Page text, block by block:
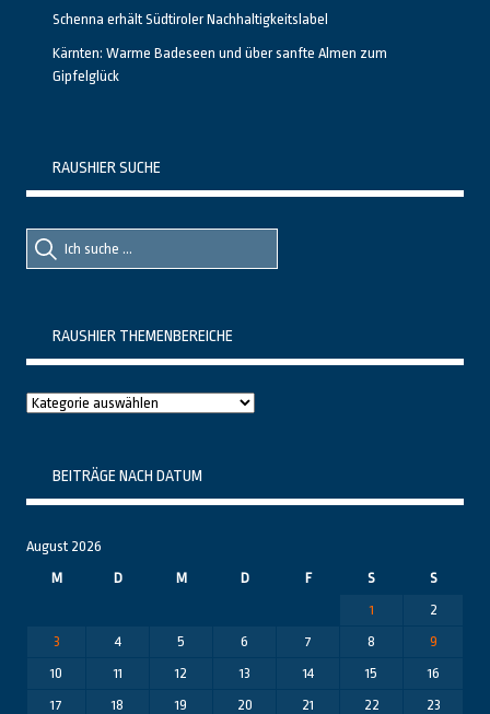
Schenna erhält Südtiroler Nachhaltigkeitslabel
Kärnten: Warme Badeseen und über sanfte Almen zum
Gipfelglück
RAUSHIER SUCHE
Suche
nach::
Suche
nach:
RAUSHIER THEMENBEREICHE
Raushier
BEITRÄGE NACH DATUM
August 2026
M
D M D F S
S
1
2
3
4 5 6 7 8
9
10
11 12 13 14 15
16
17
18 19 20 21 22
23